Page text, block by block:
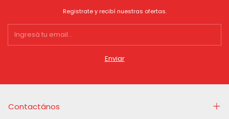
Registrate y recibí nuestras ofertas.
Contactános